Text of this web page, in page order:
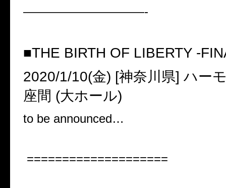
——————————-
■THE BIRTH OF LIBERTY -
2020/1/10(金) [神奈川県] ハー
座間 (大ホール)
to be announced…
====================